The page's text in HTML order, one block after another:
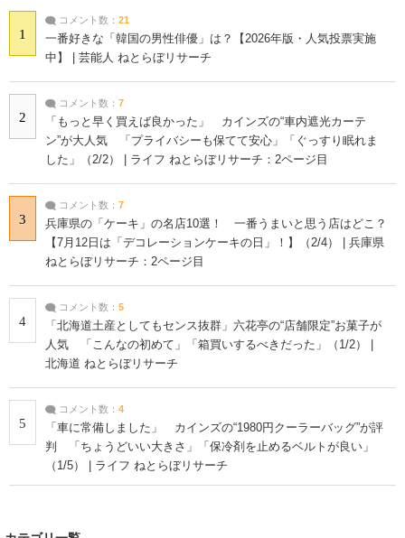
1
コメント数： 21
一番好きな「韓国の男性俳優」は？【2026年版・人気投票実施
中】 | 芸能人 ねとらぼリサーチ
2
コメント数： 7
「もっと早く買えば良かった」 カインズの“車内遮光カーテ
ン”が大人気 「プライバシーも保てて安心」「ぐっすり眠れま
した」（2/2） | ライフ ねとらぼリサーチ：2ページ目
3
コメント数： 7
兵庫県の「ケーキ」の名店10選！ 一番うまいと思う店はどこ？
【7月12日は「デコレーションケーキの日」！】（2/4） | 兵庫県
ねとらぼリサーチ：2ページ目
4
コメント数： 5
「北海道土産としてもセンス抜群」六花亭の“店舗限定”お菓子が
人気 「こんなの初めて」「箱買いするべきだった」（1/2） |
北海道 ねとらぼリサーチ
5
コメント数： 4
「車に常備しました」 カインズの“1980円クーラーバッグ”が評
判 「ちょうどいい大きさ」「保冷剤を止めるベルトが良い」
（1/5） | ライフ ねとらぼリサーチ